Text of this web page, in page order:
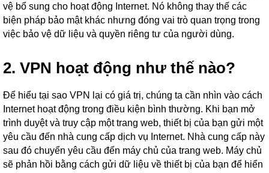
vệ bổ sung cho hoạt động Internet. Nó không thay thế các
biện pháp bảo mật khác nhưng đóng vai trò quan trọng trong
việc bảo vệ dữ liệu và quyền riêng tư của người dùng.
2. VPN hoạt động như thế nào?
Để hiểu tại sao VPN lại có giá trị, chúng ta cần nhìn vào cách
Internet hoạt động trong điều kiện bình thường. Khi bạn mở
trình duyệt và truy cập một trang web, thiết bị của bạn gửi một
yêu cầu đến nhà cung cấp dịch vụ Internet. Nhà cung cấp này
sau đó chuyển yêu cầu đến máy chủ của trang web. Máy chủ
sẽ phản hồi bằng cách gửi dữ liệu về thiết bị của bạn để hiển